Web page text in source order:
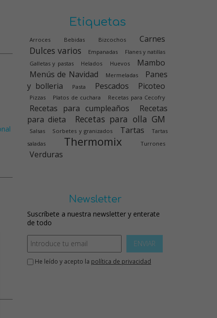
Etiquetas
Arroces Bebidas Bizcochos Carnes
Dulces varios Empanadas
Flanes y natillas
Galletas y pastas
Helados Huevos
Mambo
Menús de Navidad
Mermeladas
Panes
y bolleria
Pasta Pescados Picoteo
Pizzas Platos de cuchara Recetas para Cecofry
Recetas para cumpleaños
Recetas
para dieta
Recetas para olla GM
Salsas Sorbetes y granizados Tartas
Tartas
saladas
Thermomix Turrones
Verduras
Newsletter
Suscríbete a nuestra newsletter y enterate
de todo
ENVIAR
He leído y acepto la política de privacidad